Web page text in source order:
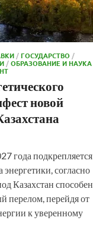
/ГОСУДАРСТВО /
/ОБРАЗОВАНИЕ И НАУКА
новой
года подкрепляется
согласно
Казахстан способен
перелом, перейдя от
к уверенному